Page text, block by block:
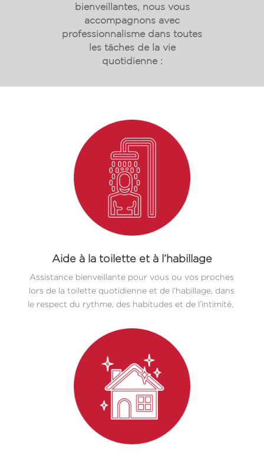
bienveillantes, nous vous
accompagnons avec
professionnalisme dans toutes
les tâches de la vie
quotidienne :
Aide à la toilette et à l’habillage
Assistance bienveillante pour vous ou vos proches
lors de la toilette quotidienne et de l’habillage, dans
le respect du rythme, des habitudes et de l’intimité.